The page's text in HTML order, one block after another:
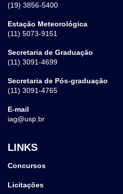
(19) 3856-5400
Estação Meteorológica
(11) 5073-9151
Secretaria de Graduação
(11) 3091-4699
Secretaria de Pós-graduação
(11) 3091-4765
E-mail
iag@usp.br
LINKS
Concursos
Licitações